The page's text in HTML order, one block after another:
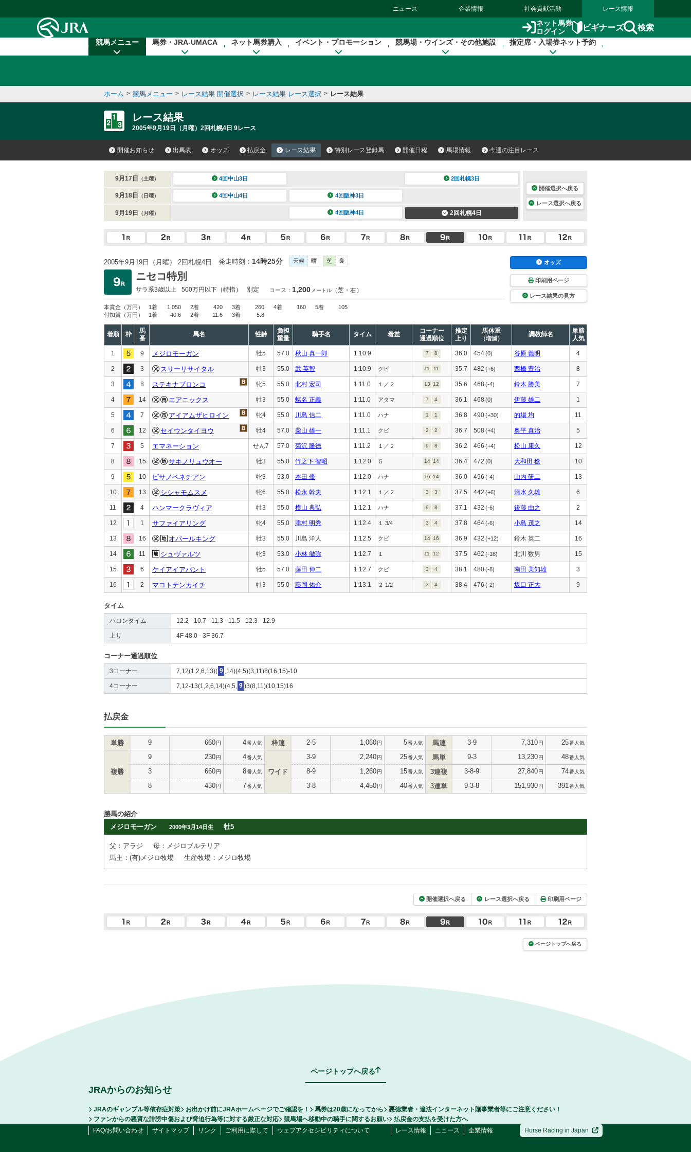
ニュース 企業情報 社会貢献活動 レース情報
ネット馬券
ログイン
ビギナーズ 検索
競馬メニュー 馬券・JRA-UMACA ネット馬券購入 イベント・プロモーション 競馬場・ウインズ・その他施設 指定席・入場券ネット予約
ホーム > 競馬メニュー > レース結果 開催選択 > レース結果 レース選択 > レース結果
レース結果
2005年9月19日（月曜）2回札幌4日 9レース
開催お知らせ 出馬表 オッズ 払戻金 レース結果 特別レース登録馬 開催日程 馬場情報 今週の注目レース
9月17日 （土曜） 4回中山3日 2回札幌3日
9月18日 （日曜） 4回中山4日 4回阪神3日
9月19日 （月曜） 4回阪神4日 2回札幌4日
開催選択へ戻る
レース選択へ戻る
2005年9月19日（月曜） 2回札幌4日 発走時刻： 14時25分 天候 晴 芝 良
ニセコ特別
サラ系3歳以上 500万円以下 （特指） 別定 コース： 1,200 メートル （芝・右）
本賞金 （万円） 1着 1,050 2着 420 3着 260 4着 160 5着
105
付加賞 （万円） 1着 40.6 2着 11.6 3着 5.8
オッズ
印刷用ページ
レース結果の見方
着順 枠
馬
番
馬名 性齢
負担
重量
騎手名 タイム 着差
コーナー
通過順位
推定
上り
馬体重
（増減）
調教師名
単勝
人気
1 9 メジロモーガン 牡5 57.0 秋山 真一郎 1:10.9 7 8 36.0 454(0) 谷原 義明 4
2 3 スリーリサイタル 牡3 55.0 武 英智 1:10.9 クビ 11 11 35.7 482 (+6) 西橋 豊治 8
3 8 ステキナブロンコ 牝5 55.0 北村 宏司 1:11.0 １／２ 13 12 35.6 468(-4) 鈴木 勝美 7
4 14 エアニックス 牡3 55.0 蛯名 正義 1:11.0 アタマ 7 4 36.1 468 (0) 伊藤 雄二 1
5 7 アイアムザヒロイン 牝4 55.0 川島 信二 1:11.0 ハナ 1 1 36.8 490(+30) 的場 均 11
6 12 セイウンタイヨウ 牡4 57.0 柴山 雄一 1:11.1 クビ 2 2 36.7 508 (+4) 奥平 真治 5
7 5 エマネーション せん7 57.0 菊沢 隆徳 1:11.2 １／２ 9 8 36.2 466 (+4) 松山 康久 12
8 15 サキノリュウオー 牡3 55.0 竹之下 智昭 1:12.0 ５ 14 14 36.4 472 (0) 大和田 稔 10
9 10 ピサノベネチアン 牝3 53.0 本田 優 1:12.0 ハナ 16 14 36.0 496 (-4) 山内 研二 13
10 13 シシャモムスメ 牝6 55.0 松永 幹夫 1:12.1 １／２ 3 3 37.5 442 (+6) 清水 久雄 6
11 4 ハンマークラヴィア 牡3 55.0 横山 典弘 1:12.1 ハナ 9 8 37.1 432 (-6) 後藤 由之 2
12 1 サファイアリング 牝4 55.0 津村 明秀 1:12.4 １ 3/4 3 4 37.8 464(-6) 小島 茂之 14
13 16 オパールキング 牡3 55.0 川島 洋人 1:12.5 クビ 14 16 36.9 432 (+12) 鈴木 英二 16
14 11 シュヴァルツ 牝3 53.0 小林 徹弥 1:12.7 １ 11 12 37.5 462 (-18) 北川 数男 15
15 6 ケイアイアバント 牡5 57.0 藤田 伸二 1:12.7 クビ 3 4 38.1 480(-8) 南田 美知雄 3
16 2 マコトテンカイチ 牡3 55.0 藤岡 佑介 1:13.1 ２ 1/2 3 4 38.4 476 (-2) 坂口 正大 9
タイム
ハロンタイム 12.2 - 10.7 - 11.3 - 11.5 - 12.3 - 12.9
上り 4F 48.0 - 3F 36.7
コーナー通過順位
3コーナー 7,12(1,2,6,13)( 9 ,14)(4,5)(3,11)8(16,15)-10
4コーナー 7,12-13(1,2,6,14)(4,5, 9 )3(8,11)(10,15)16
払戻金
単勝 9 660円 4番人気
複勝
9 230円 4番人気
3 660円 8番人気
8 430円 7番人気
枠連 2-5 1,060円 5番人気
ワイド
3-9 2,240円 25番人気
8-9 1,260円 15番人気
3-8 4,450円 40番人気
馬連 3-9 7,310円 25番人気
馬単 9-3 13,230円 48番人気
3連複 3-8-9 27,840円 74番人気
3連単 9-3-8 151,930円 391 番人気
勝馬の紹介
メジロモーガン
2000年3月14日生 牡5
父：アラジ
母：メジロブルテリア
馬主：(有)メジロ牧場
生産牧場：メジロ牧場
開催選択へ戻る レース選択へ戻る 印刷用ページ
ページトップへ戻る
ページトップへ戻る
JRAからのお知らせ
JRAのギャンブル等依存症対策 お出かけ前にJRAホームページでご確認を！ 馬券は20歳になってから
悪徳業者・違法インターネット賭事業者等にご注意ください！
ファンからの悪質な誹謗中傷および脅迫行為等に対する厳正な対応
競馬場へ移動中の騎手に関するお願い
払戻金の支払を受けた方へ
FAQ/お問い合わせ
サイトマップ リンク ご利用に際して ウェブアクセシビリティについて レース情報 ニュース 企業情報 Horse Racing in Japan